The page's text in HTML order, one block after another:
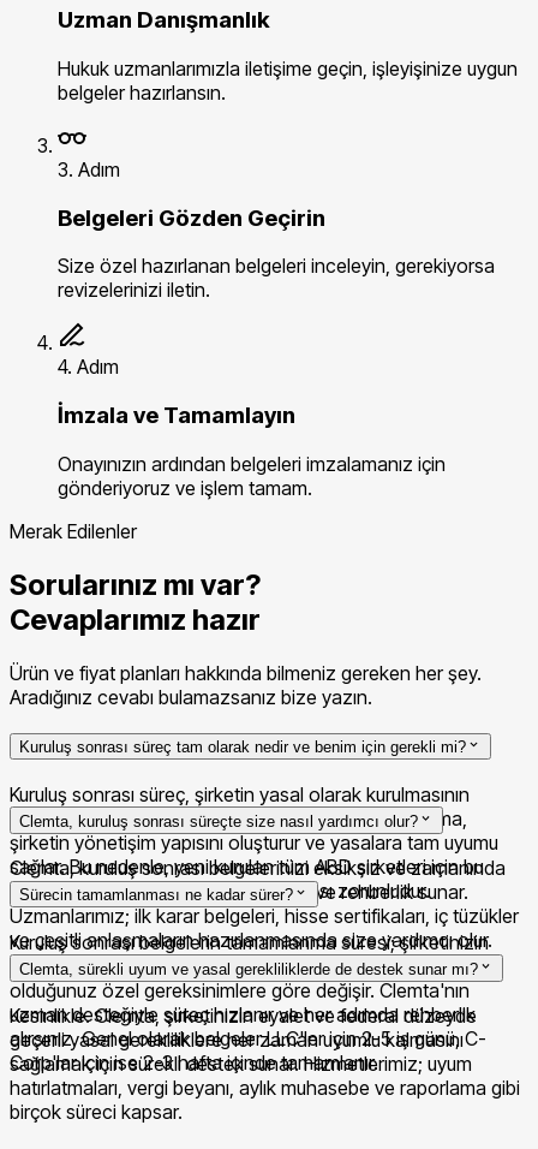
Uzman Danışmanlık
Hukuk uzmanlarımızla iletişime geçin, işleyişinize uygun
belgeler hazırlansın.
3. Adım
Belgeleri Gözden Geçirin
Size özel hazırlanan belgeleri inceleyin, gerekiyorsa
revizelerinizi iletin.
4. Adım
İmzala ve Tamamlayın
Onayınızın ardından belgeleri imzalamanız için
gönderiyoruz ve işlem tamam.
Merak Edilenler
Sorularınız mı var?
Cevaplarımız hazır
Ürün ve fiyat planları hakkında bilmeniz gereken her şey.
Aradığınız cevabı bulamazsanız bize yazın.
Kuruluş sonrası süreç tam olarak nedir ve benim için gerekli mi?
Kuruluş sonrası süreç, şirketin yasal olarak kurulmasının
ardından yapılan tüm düzenlemeleri kapsar. Bu aşama,
şirketin yönetişim yapısını oluşturur ve yasalara tam uyumu
sağlar. Bu nedenle, yeni kurulan tüm ABD şirketleri için bu
belgelerin eksiksiz olarak hazırlanması zorunludur.
Clemta, kuruluş sonrası süreçte size nasıl yardımcı olur?
Clemta, kuruluş sonrası belgelerinizi eksiksiz ve zamanında
tamamlamanız için size özel destek ve rehberlik sunar.
Uzmanlarımız; ilk karar belgeleri, hisse sertifikaları, iç tüzükler
ve çeşitli anlaşmaların hazırlanmasında size yardımcı olur.
Sürecin tamamlanması ne kadar sürer?
Kuruluş sonrası belgelerin tamamlanma süresi; şirketinizin
türüne (LLC veya C-Corp), iç yapının karmaşıklığına ve tabi
olduğunuz özel gereksinimlere göre değişir. Clemta'nın
uzman desteğiyle süreç hızlanır ve her adımda rehberlik
alırsınız. Genel olarak belgeler LLC'ler için 2-5 iş günü, C-
Corp'lar için ise 2-3 hafta içinde tamamlanır.
Clemta, sürekli uyum ve yasal gerekliliklerde de destek sunar mı?
Kesinlikle. Clemta, şirketinizin eyalet ve federal düzeyde
geçerli yasal gerekliliklere her zaman uyumlu kalmasını
sağlamak için sürekli destek sunar. Hizmetlerimiz; uyum
hatırlatmaları, vergi beyanı, aylık muhasebe ve raporlama gibi
birçok süreci kapsar.